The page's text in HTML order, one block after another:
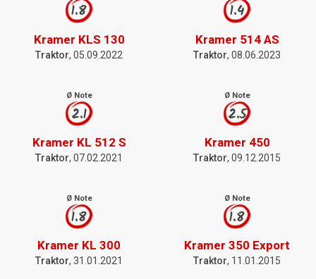
1.8
Kramer KLS 130
Traktor, 05.09.2022
1.4
Kramer 514 AS
Traktor, 08.06.2023
Ø Note
2.1
Kramer KL 512 S
Traktor, 07.02.2021
Ø Note
2.5
Kramer 450
Traktor, 09.12.2015
Ø Note
1.8
Kramer KL 300
Traktor, 31.01.2021
Ø Note
1.8
Kramer 350 Export
Traktor, 11.01.2015